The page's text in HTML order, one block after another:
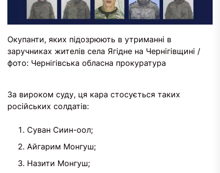
Окупанти, яких підозрюють в утриманні в
заручниках жителів села Ягідне на Чернігівщині /
фото: Чернігівська обласна прокуратура
За вироком суду, ця кара стосується таких
російських солдатів:
Суван Сиин-оол;
Айгарим Монгуш;
Назити Монгуш;